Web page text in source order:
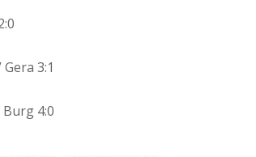
3:1
Burg 4:0